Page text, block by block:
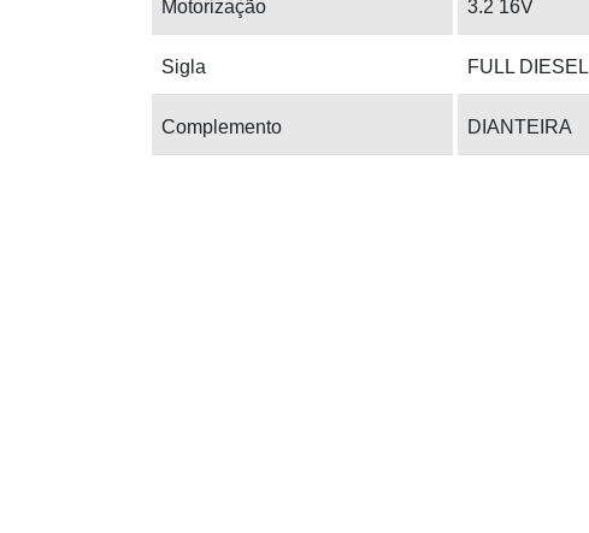
Motorização 3.2 16V
Sigla FULL DIESEL
Complemento DIANTEIRA